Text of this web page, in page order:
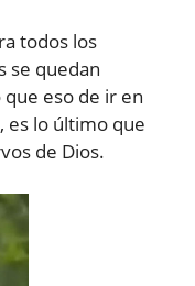
todos los
se quedan
eso de ir en
es lo último que
de Dios.